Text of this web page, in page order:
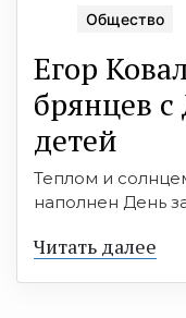
Общество
Егор
брянцев
детей
Теплом и
наполнен День
Читать далее